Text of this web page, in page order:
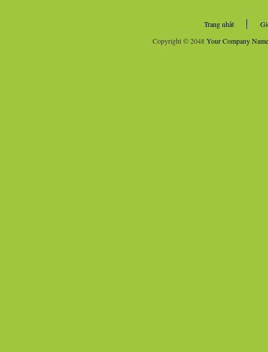
Trang nhất
Copyright © 2048Your Company Name